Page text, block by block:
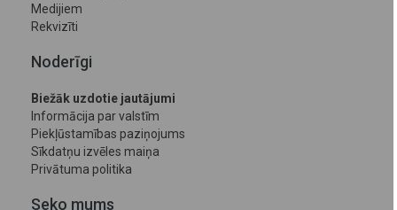
Medijiem
Rekvizīti
Noderīgi
Biežāk uzdotie jautājumi
Informācija par valstīm
Piekļūstamības paziņojums
Sīkdatņu izvēles maiņa
Privātuma politika
Seko mums